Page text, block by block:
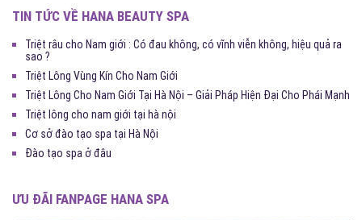
TIN TỨC VỀ HANA BEAUTY SPA
Triệt râu cho Nam giới : Có đau không, có vĩnh viễn không, hiệu quả ra
sao ?
Triệt Lông Vùng Kín Cho Nam Giới
Triệt Lông Cho Nam Giới Tại Hà Nội – Giải Pháp Hiện Đại Cho Phái Mạnh
Triệt lông cho nam giới tại hà nội
Cơ sở đào tạo spa tại Hà Nội
Đào tạo spa ở đâu
ƯU ĐÃI FANPAGE HANA SPA